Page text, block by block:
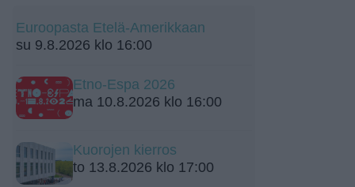
Euroopasta Etelä-Amerikkaan
su 9.8.2026 klo 16:00
Etno-Espa 2026
ma 10.8.2026 klo 16:00
Kuorojen kierros
to 13.8.2026 klo 17:00